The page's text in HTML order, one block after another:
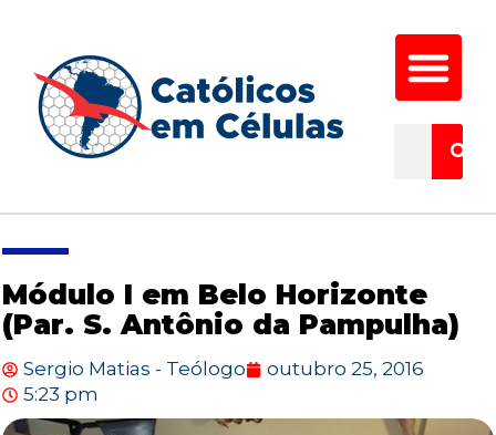
Módulo I em Belo Horizonte
(Par. S. Antônio da Pampulha)
Sergio Matias - Teólogo
outubro 25, 2016
5:23 pm